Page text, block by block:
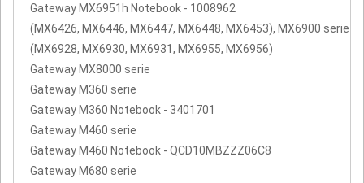
Gateway MX6951h Notebook - 1008962
(MX6426, MX6446, MX6447, MX6448, MX6453), MX6900 serie
(MX6928, MX6930, MX6931, MX6955, MX6956)
Gateway MX8000 serie
Gateway M360 serie
Gateway M360 Notebook - 3401701
Gateway M460 serie
Gateway M460 Notebook - QCD10MBZZZ06C8
Gateway M680 serie